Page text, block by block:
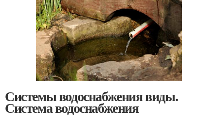
Системы водоснабжения виды.
Система водоснабжения